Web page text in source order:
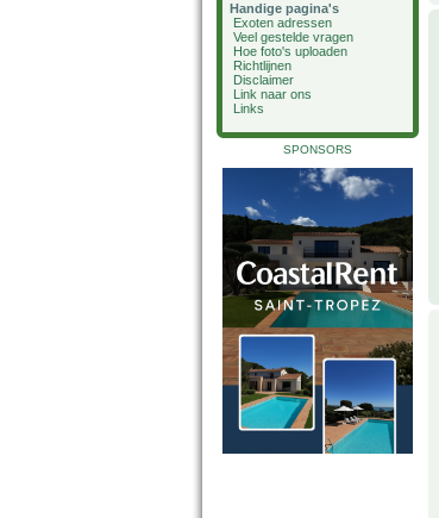
Handige pagina's
Exoten adressen
Veel gestelde vragen
Hoe foto's uploaden
Richtlijnen
Disclaimer
Link naar ons
Links
SPONSORS